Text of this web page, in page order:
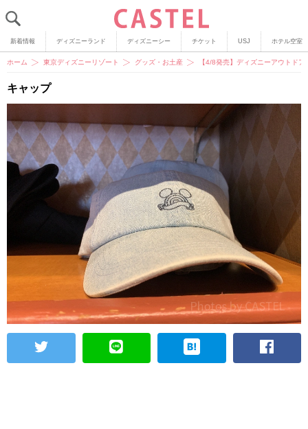
新着情報 ディズニーランド ディズニーシー チケット USJ ホテル空室
ホーム 東京ディズニーリゾート グッズ・お土産 【4/8発売】ディズニーアウトド
キャップ